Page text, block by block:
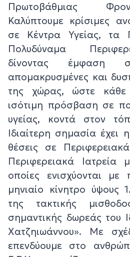
Πρωτοβάθμιας
Καλύπτουμε κρίσιμες
σε Κέντρα Υγείας, τα
Πολυδύναμα
δίνοντας έμφαση
απομακρυσμένες και
της χώρας, ώστε κάθε
ισότιμη πρόσβαση σε
υγείας, κοντά στον
Ιδιαίτερη σημασία
θέσεις σε
Περιφερειακά Ιατρεία
οποίες ενισχύονται
μηνιαίο κίνητρο ύψους
της τακτικής
σημαντικής δωρεάς του
Χατζηιωάννου». Με
επενδύουμε στο